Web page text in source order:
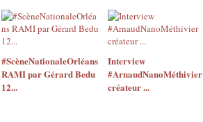
#ScèneNationaleOrléans
RAMI par Gérard Bedu
12...
Interview
#ArnaudNanoMéthivier
créateur ...